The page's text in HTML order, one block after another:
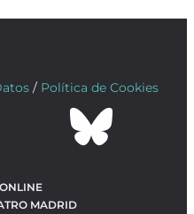
/ Política de Cookies
MADRID